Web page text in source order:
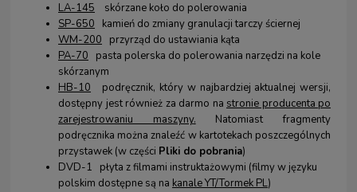
LA-145 skórzane koło do polerowania
SP-650 kamień do zmiany granulacji tarczy ściernej
WM-200 przyrząd do ustawiania kąta
PA-70 pasta polerska do polerowania narzędzi na kole
skórzanym
HB-10 podręcznik, który w najbardziej aktualnej wersji,
dostępny jest również za darmo na stronie producenta po
zarejestrowaniu maszyny. Natomiast fragmenty
podręcznika można znaleźć w kartotekach poszczególnych
przystawek (w części Pliki do pobrania)
DVD-1 płyta z filmami instruktażowymi (filmy w języku
polskim dostępne są na kanale YT/Tormek PL)